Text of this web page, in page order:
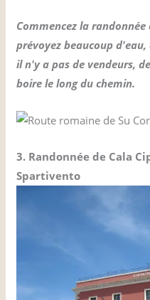
Commencez la
prévoyez beaucoup
il n'y a pas de vendeurs,
boire le long du chemin.
3. Randonnée de Cala
Spartivento